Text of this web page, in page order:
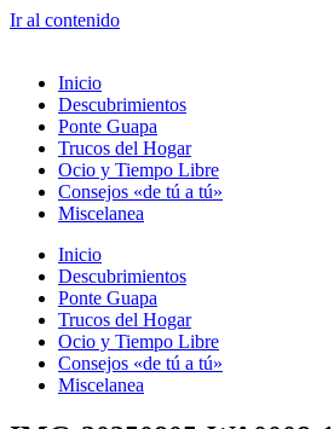
Ir al contenido
Inicio
Descubrimientos
Ponte Guapa
Trucos del Hogar
Ocio y Tiempo Libre
Consejos «de tú a tú»
Miscelanea
Inicio
Descubrimientos
Ponte Guapa
Trucos del Hogar
Ocio y Tiempo Libre
Consejos «de tú a tú»
Miscelanea